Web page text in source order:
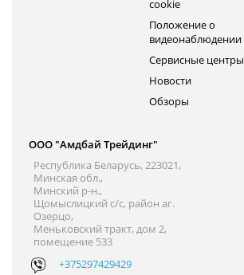
cookie
Положение о
видеонаблюдении
Сервисные центры
Новости
Обзоры
ООО "Амдбай Трейдинг"
Республика Беларусь, 223021,
Минская обл.,
Минский р-н.,
Щомыслицкий с/с, район аг.
Озерцо,
Меньковский тракт, дом 2,
помещение 533
+375297429429